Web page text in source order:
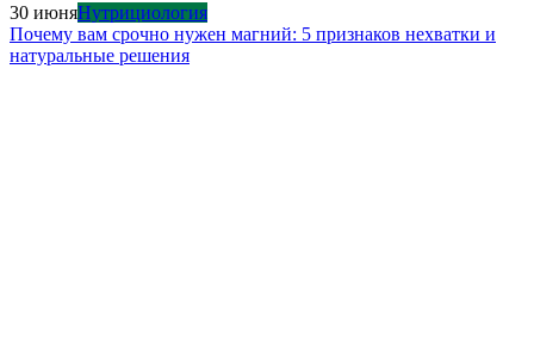
30 июняНутрициология
Почему вам срочно нужен магний: 5 признаков нехватки и
натуральные решения